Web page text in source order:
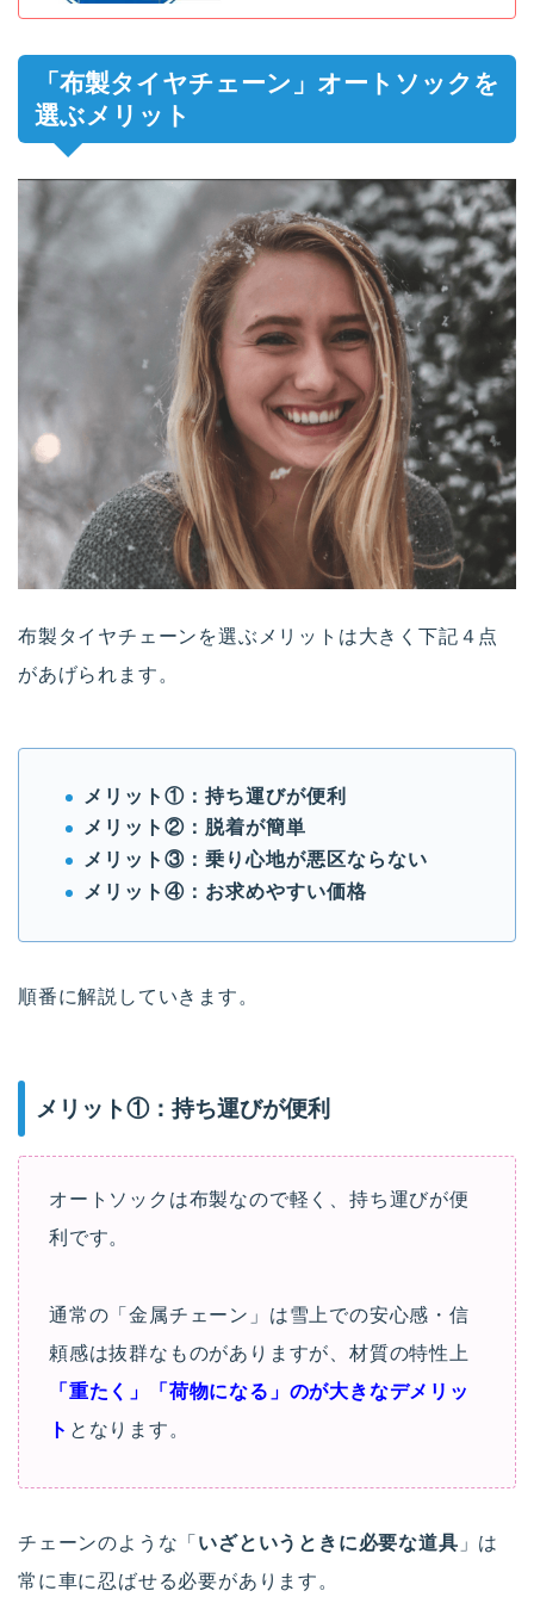
「布製タイヤチェーン」オートソックを
選ぶメリット
布製タイヤチェーンを選ぶメリットは大きく下記４点
があげられます。
メリット①：持ち運びが便利
メリット②：脱着が簡単
メリット③：乗り心地が悪区ならない
メリット④：お求めやすい価格
順番に解説していきます。
メリット①：持ち運びが便利
オートソックは布製なので軽く、持ち運びが便
利です。
通常の「金属チェーン」は雪上での安心感・信
頼感は抜群なものがありますが、材質の特性上
「重たく」「荷物になる」のが大きなデメリッ
ト となります。
チェーンのような「 いざというときに必要な道具 」は
常に車に忍ばせる必要があります。